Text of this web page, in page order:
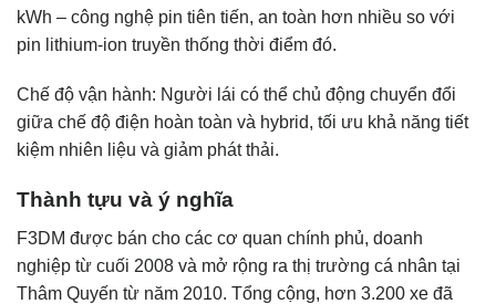
kWh – công nghệ pin tiên tiến, an toàn hơn nhiều so với
pin lithium-ion truyền thống thời điểm đó.
Chế độ vận hành: Người lái có thể chủ động chuyển đổi
giữa chế độ điện hoàn toàn và hybrid, tối ưu khả năng tiết
kiệm nhiên liệu và giảm phát thải.
Thành tựu và ý nghĩa
F3DM được bán cho các cơ quan chính phủ, doanh
nghiệp từ cuối 2008 và mở rộng ra thị trường cá nhân tại
Thâm Quyến từ năm 2010. Tổng cộng, hơn 3.200 xe đã